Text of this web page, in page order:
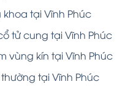
tại Vĩnh Phúc
tử cung tại Vĩnh Phúc
vùng kín tại Vĩnh Phúc
tại Vĩnh Phúc